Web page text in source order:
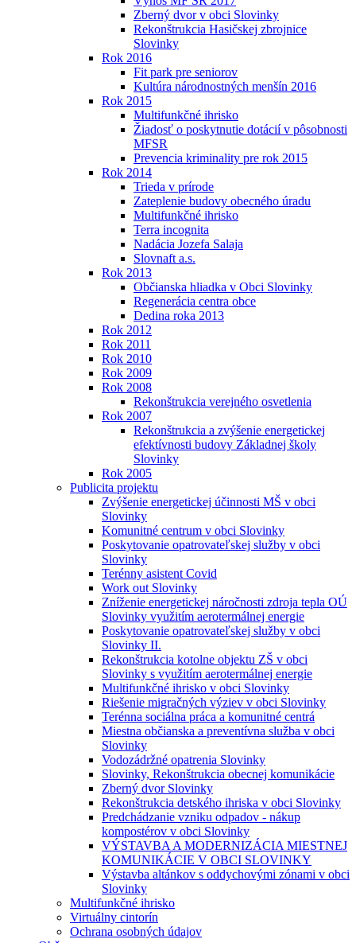
Zberný dvor v obci Slovinky
Rekonštrukcia Hasičskej zbrojnice
Slovinky
Rok 2016
Fit park pre seniorov
Kultúra národnostných menšín 2016
Rok 2015
Multifunkčné ihrisko
Žiadosť o poskytnutie dotácií v pôsobnosti
MFSR
Prevencia kriminality pre rok 2015
Rok 2014
Trieda v prírode
Zateplenie budovy obecného úradu
Multifunkčné ihrisko
Terra incognita
Nadácia Jozefa Salaja
Slovnaft a.s.
Rok 2013
Občianska hliadka v Obci Slovinky
Regenerácia centra obce
Dedina roka 2013
Rok 2012
Rok 2011
Rok 2010
Rok 2009
Rok 2008
Rekonštrukcia verejného osvetlenia
Rok 2007
Rekonštrukcia a zvýšenie energetickej
efektívnosti budovy Základnej školy
Slovinky
Rok 2005
Publicita projektu
Zvýšenie energetickej účinnosti MŠ v obci
Slovinky
Komunitné centrum v obci Slovinky
Poskytovanie opatrovateľskej služby v obci
Slovinky
Terénny asistent Covid
Work out Slovinky
Zníženie energetickej náročnosti zdroja tepla OÚ
Slovinky využitím aerotermálnej energie
Poskytovanie opatrovateľskej služby v obci
Slovinky II.
Rekonštrukcia kotolne objektu ZŠ v obci
Slovinky s využitím aerotermálnej energie
Multifunkčné ihrisko v obci Slovinky
Riešenie migračných výziev v obci Slovinky
Terénna sociálna práca a komunitné centrá
Miestna občianska a preventívna služba v obci
Slovinky
Vodozádržné opatrenia Slovinky
Slovinky, Rekonštrukcia obecnej komunikácie
Zberný dvor Slovinky
Rekonštrukcia detského ihriska v obci Slovinky
Predchádzanie vzniku odpadov - nákup
kompostérov v obci Slovinky
VÝSTAVBA A MODERNIZÁCIA MIESTNEJ
KOMUNIKÁCIE V OBCI SLOVINKY
Výstavba altánkov s oddychovými zónami v obci
Slovinky
Multifunkčné ihrisko
Virtuálny cintorín
Ochrana osobných údajov